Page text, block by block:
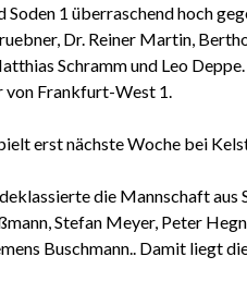
Soden 1 überraschend hoch
Dr. Reiner Martin,
Schramm und Leo
von Frankfurt-West 1.
erst nächste Woche bei
die Mannschaft aus
Stefan Meyer, Peter
Buschmann.. Damit liegt